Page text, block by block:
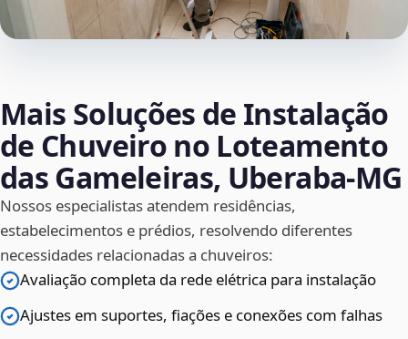
Mais Soluções de Instalação
de Chuveiro no Loteamento
das Gameleiras, Uberaba‑MG
Nossos especialistas atendem residências,
estabelecimentos e prédios, resolvendo diferentes
necessidades relacionadas a chuveiros:
Avaliação completa da rede elétrica para instalação
Ajustes em suportes, fiações e conexões com falhas